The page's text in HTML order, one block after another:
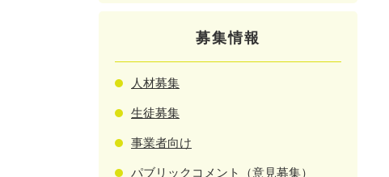
募集情報
人材募集
生徒募集
事業者向け
パブリックコメント（意見募集）